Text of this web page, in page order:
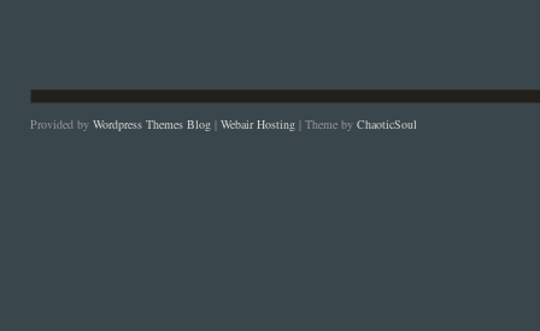
Provided by Wordpress Themes Blog | Webair Hosting | Theme by ChaoticSoul